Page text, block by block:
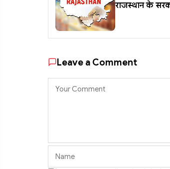
राजस्थान के
Leave a Comment